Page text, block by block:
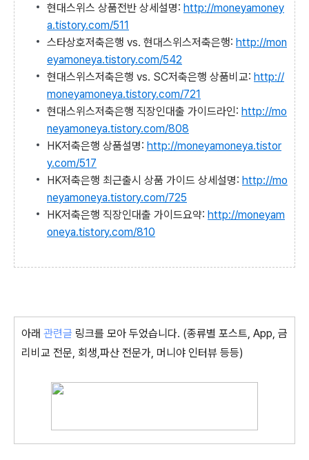
현대스위스 상품전반 상세설명: http://moneyamoney
a.tistory.com/511
스타상호저축은행 vs. 현대스위스저축은행: http://mon
eyamoneya.tistory.com/542
현대스위스저축은행 vs. SC저축은행 상품비교: http://
moneyamoneya.tistory.com/721
현대스위스저축은행 직장인대출 가이드라인: http://mo
neyamoneya.tistory.com/808
HK저축은행 상품설명: http://moneyamoneya.tistor
y.com/517
HK저축은행 최근출시 상품 가이드 상세설명: http://mo
neyamoneya.tistory.com/725
HK저축은행 직장인대출 가이드요약: http://moneyam
oneya.tistory.com/810
아래 관련글 링크를 모아 두었습니다. (종류별 포스트, App, 금
리비교 전문, 회생,파산 전문가, 머니야 인터뷰 등등)